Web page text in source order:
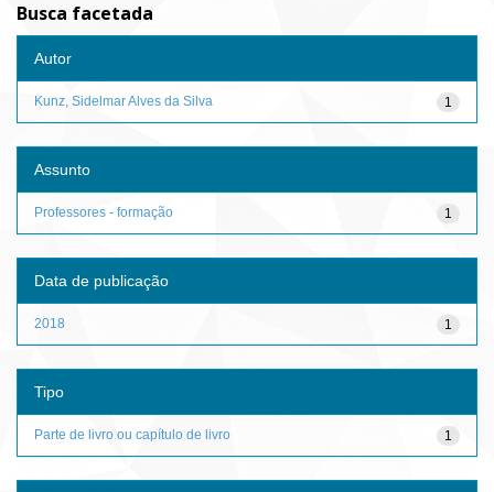
Busca facetada
Autor
1
Kunz, Sidelmar Alves da Silva
Assunto
1
Professores - formação
Data de publicação
1
2018
Tipo
1
Parte de livro ou capítulo de livro